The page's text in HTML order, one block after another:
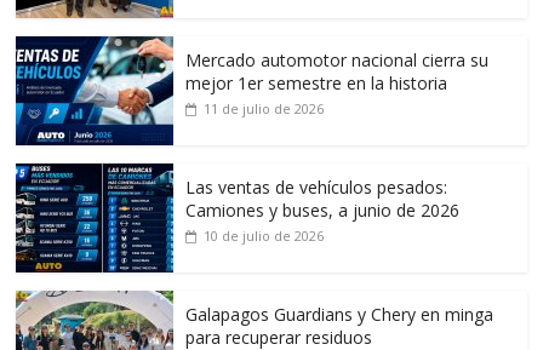
Mercado automotor nacional cierra su
mejor 1er semestre en la historia
11 de julio de 2026
Las ventas de vehículos pesados:
Camiones y buses, a junio de 2026
10 de julio de 2026
Galapagos Guardians y Chery en minga
para recuperar residuos